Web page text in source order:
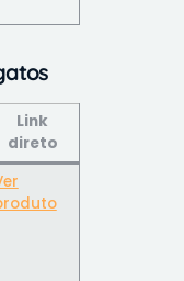
Link
direto